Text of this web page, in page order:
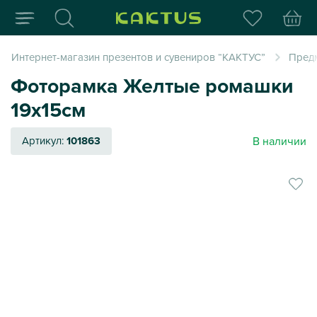
Интернет-магазин
Интернет-магазин презентов и сувениров “КАКТУС”
Фоторамка Желтые ромашки
19х15см
Артикул:101863 В наличии